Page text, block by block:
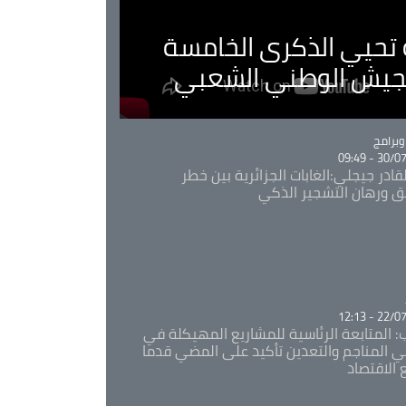
تحيي الذكرى الخامسة
الوطني الشعبي
30/07/
جيجلي:الغابات الجزائرية بين خطر
ورهان التشجير الذكي
22/07/
المتابعة الرئاسية للمشاريع المهيكلة في
المناجم والتعدين تأكيد على المضي قدما
الاقتصاد